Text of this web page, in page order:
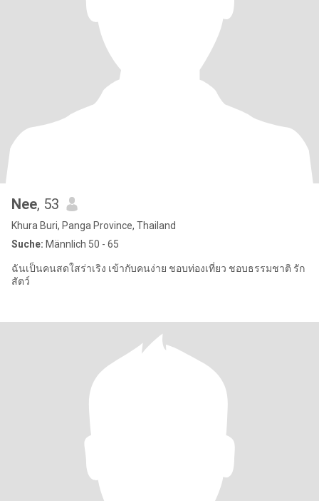
Nee, 53
Khura Buri, Panga Province, Thailand
Suche: Männlich 50 - 65
ฉันเป็นคนสดใสร่าเริง เข้ากับคนง่าย ชอบท่องเที่ยว ชอบธรรมชาติ รัก
สัตว์